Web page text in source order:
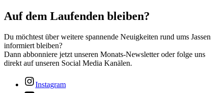
Auf dem Laufenden bleiben?
Du möchtest über weitere spannende Neuigkeiten rund ums Jassen
informiert bleiben?
Dann abbonniere jetzt unseren Monats-Newsletter oder folge uns
direkt auf unseren Social Media Kanälen.
Instagram